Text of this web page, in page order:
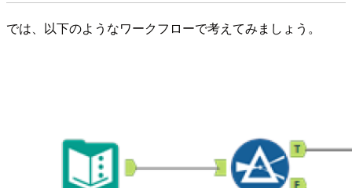
では、以下のようなワークフローで考えてみましょう。